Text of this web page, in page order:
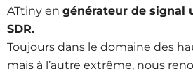
ATtiny en générateur de signal
SDR.
Toujours dans le domaine des
mais à l’autre extrême, nous